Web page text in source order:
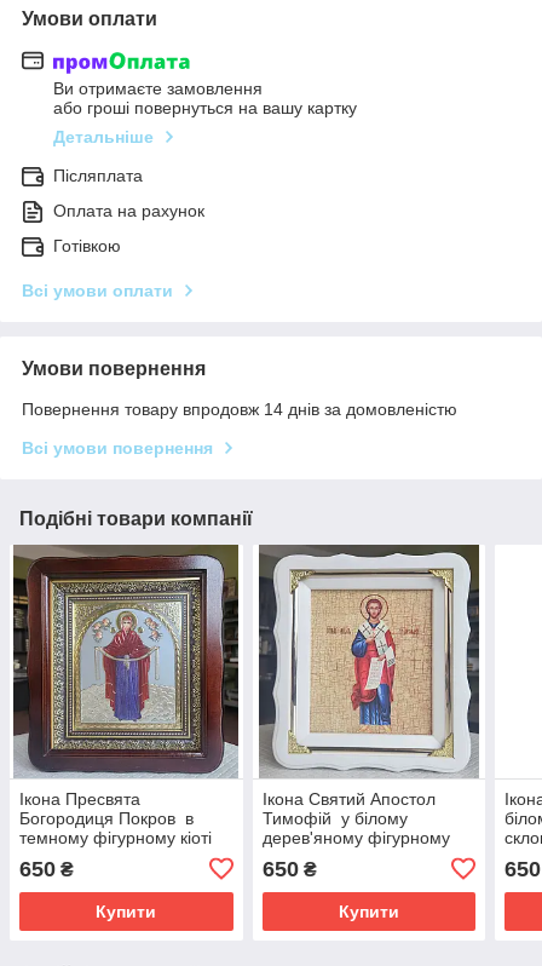
Умови оплати
Ви отримаєте замовлення
або гроші повернуться на вашу картку
Детальніше
Післяплата
Оплата на рахунок
Готівкою
Всі умови оплати
Умови повернення
Повернення товару впродовж 14 днів за домовленістю
Всі умови повернення
Подібні товари компанії
Ікона Пресвята
Богородиця Покров в
темному фігурному кіоті
26*23, сюжет 15*18
650 ₴
Купити
Ікона Святий Апостол
Тимофій у білому
дерев'яному фігурному
кіота 24*21, сюжет15*18.
650₴
Купити
650